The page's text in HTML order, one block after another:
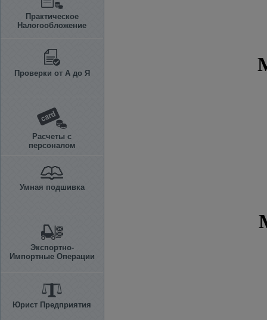
Практическое
Налогообложение
Проверки от А до Я
Расчеты с
персоналом
Умная подшивка
Экспортно-
Импортные Операции
Юрист Предприятия